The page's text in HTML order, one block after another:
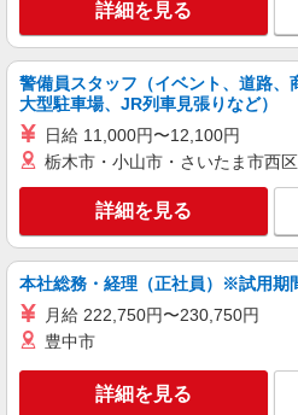
【月給24万円〜
サポートスタッ
【正社員】月
給：200,000円〜
30,000円 ・役職
善手当：20,000〜
により変動） ・固
手当として別途支
（上記給与とは別に支給） 下記資
歓迎 ・認知症介護
横浜市神奈川
職業紹介
株式会社kotrio /●YK-S-2097070
住宅型有料老人
く続けられる環境
【正社員】月
給：200,000円〜
30,000円 ・役職手
善手当：20,000〜
神奈川県秦野市
詳細を見る
警備員スタッフ（イベント、道路、
大型駐車場、JR列車見張りなど）
日給 11,000円〜12,100円
栃木市・小山市・さいたま市西
詳細を見る
本社総務・経理（正社員）※試用期
月給 222,750円〜230,750円
豊中市
詳細を見る